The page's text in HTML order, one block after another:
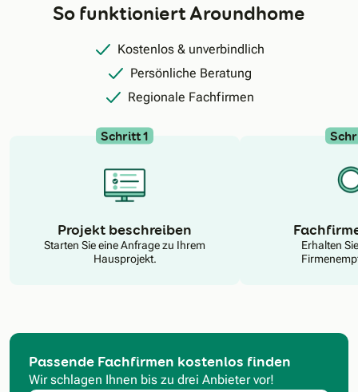
So funktioniert Aroundhome
Kostenlos & unverbindlich
Persönliche Beratung
Regionale Fachfirmen
Schritt 1
Projekt beschreiben
Starten Sie eine Anfrage zu Ihrem
Hausprojekt.
Erhalten
Passende Fachfirmen kostenlos finden
Wir schlagen Ihnen bis zu drei Anbieter vor!